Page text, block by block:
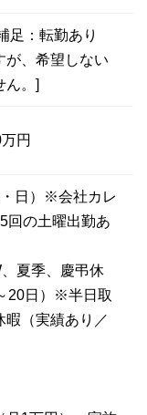
足：転勤あり
が、希望しない
ん。]
円
・日）※会社カレ
回の土曜出勤あ
夏季、慶弔休
20日）※半日取
暇（実績あり／